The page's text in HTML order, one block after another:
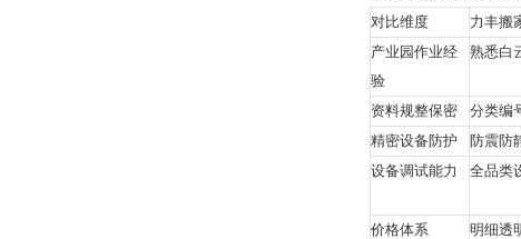
对比维度
力丰搬
产业园作业经
验
熟悉白
资料规整保密 分类编
精密设备防护
防震防
设备调试能力
全品类
价格体系
明细透